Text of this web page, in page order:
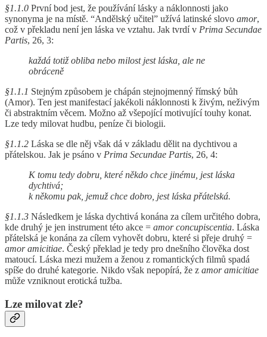
§1.1.0 První bod jest, že používání lásky a náklonnosti jako
synonyma je na místě. “Andělský učitel” užívá latinské slovo amor,
což v překladu není jen láska ve vztahu. Jak tvrdí v Prima Secundae
Partis, 26, 3:
každá totiž obliba nebo milost jest láska, ale ne
obráceně
§1.1.1 Stejným způsobem je chápán stejnojmenný římský bůh
(Amor). Ten jest manifestací jakékoli náklonnosti k živým, neživým
či abstraktním věcem. Možno až všepojící motivující touhy konat.
Lze tedy milovat hudbu, peníze či biologii.
§1.1.2 Láska se dle něj však dá v základu dělit na dychtivou a
přátelskou. Jak je psáno v Prima Secundae Partis, 26, 4:
K tomu tedy dobru, které někdo chce jinému, jest láska
dychtivá;
k někomu pak, jemuž chce dobro, jest láska přátelská.
§1.1.3 Následkem je láska dychtivá konána za cílem určitého dobra,
kde druhý je jen instrument této akce = amor concupiscentia. Láska
přátelská je konána za cílem vyhovět dobru, které si přeje druhý =
amor amicitiae. Český překlad je tedy pro dnešního člověka dost
matoucí. Láska mezi mužem a ženou z romantických filmů spadá
spíše do druhé kategorie. Nikdo však nepopírá, že z amor amicitiae
může vzniknout erotická tužba.
Lze milovat zle?